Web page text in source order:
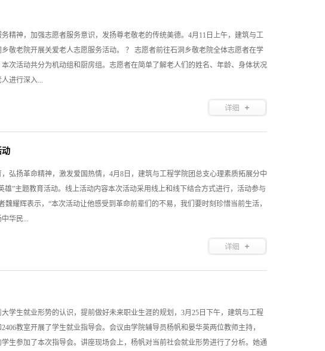
精神，加强志愿者服务意识，发扬尊老敬老的传统美德。4月11日上午，建筑与工
敬老院开展关爱老人志愿服务活动。 ？ 志愿者前往石洞乡敬老院全体志愿者在学
次活动共分为机动组和厨房组。志愿者在简单了解老人们的姓名、年龄、身体状况
进行深入...
动
弘扬革命精神，激发爱国热情，4月8日，建筑与工程学院团总支心理素质拓展分中
雄”主题教育活动。线上活动内容本次活动采用线上和线下结合方式进行，活动参与
魏耀辉表示，“本次活动让他感受到革命前辈们的不易，我们要时刻珍惜当前生活，
华民...
学生就业形势的认识，提前做好未来职业生涯的规划，3月25日下午，建筑与工程
教室开展了学生就业指导会。会议由学院辅导员杨帆和晏华英两位教师主持，
学生参加了本次指导会。讲座现场会上，杨帆对当前社会就业形势进行了分析。她通